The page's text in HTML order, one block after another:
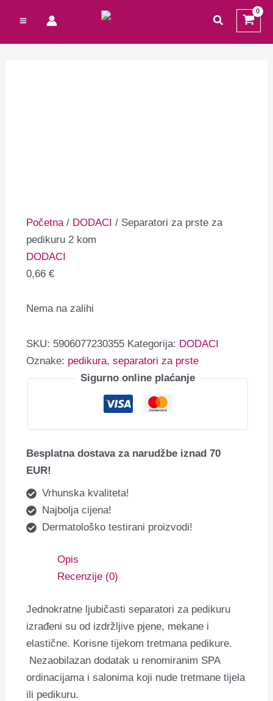
sadržaj
traži
Početna / DODACI / Separatori za prste za
pedikuru 2 kom
DODACI
0,66€
Nema na zalihi
SKU: 5906077230355 Kategorija: DODACI
Oznake: pedikura,separatori za prste
Sigurno online plaćanje
Besplatna dostava za narudžbe iznad 70
EUR!
Vrhunska kvaliteta!
Najbolja cijena!
Dermatološko testirani proizvodi!
Opis
Recenzije (0)
Jednokratne ljubičasti separatori za pedikuru
izrađeni su od izdržljive pjene, mekane i
elastične. Korisne tijekom tretmana pedikure.
Nezaobilazan dodatak u renomiranim SPA
ordinacijama i salonima koji nude tretmane tijela
ili pedikuru.
Total: